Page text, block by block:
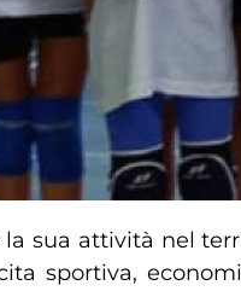
sua attività nel
sportiva,